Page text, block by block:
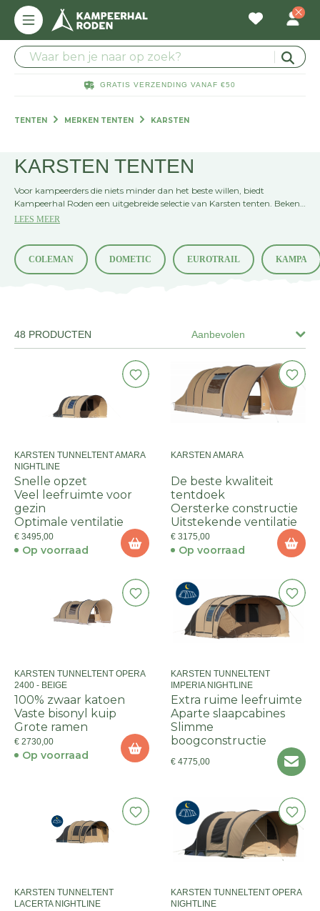
GRATIS VERZENDING VANAF €50
TENTEN MERKEN TENTEN KARSTEN
KARSTEN TENTEN
Voor kampeerders die niets minder dan het beste willen, biedt
Kampeerhal Roden een uitgebreide selectie van Karsten tenten. Bekend
om hun kwaliteit, duurzaamheid en gebruiksgemak, zijn Karsten
kampeerervaring zoekt.
LEES MEER
COLEMAN DOMETIC EUROTRAIL KAMPA
Aanbevolen
48 PRODUCTEN
KARSTEN TUNNELTENT AMARA
NIGHTLINE
Snelle opzet
Veel leefruimte voor
gezin
Optimale ventilatie
€ 3495,00
Op voorraad
KARSTEN AMARA
De beste kwaliteit
tentdoek
Oersterke constructie
Uitstekende ventilatie
€ 3175,00
Op voorraad
KARSTEN TUNNELTENT OPERA
2400 - BEIGE
100% zwaar katoen
Vaste bisonyl kuip
Grote ramen
€ 2730,00
Op voorraad
KARSTEN TUNNELTENT
IMPERIA NIGHTLINE
Extra ruime leefruimte
Aparte slaapcabines
Slimme
boogconstructie
€ 4775,00
KARSTEN TUNNELTENT
LACERTA NIGHTLINE
KARSTEN TUNNELTENT OPERA
NIGHTLINE